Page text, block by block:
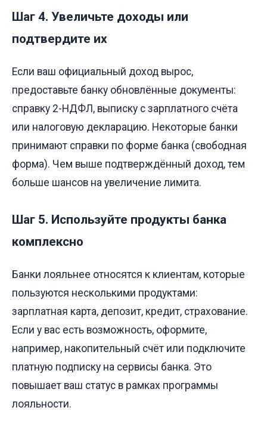
Шаг 4. Увеличьте доходы или
подтвердите их
Если ваш официальный доход вырос,
предоставьте банку обновлённые документы:
справку 2-НДФЛ, выписку с зарплатного счёта
или налоговую декларацию. Некоторые банки
принимают справки по форме банка (свободная
форма). Чем выше подтверждённый доход, тем
больше шансов на увеличение лимита.
Шаг 5. Используйте продукты банка
комплексно
Банки лояльнее относятся к клиентам, которые
пользуются несколькими продуктами:
зарплатная карта, депозит, кредит, страхование.
Если у вас есть возможность, оформите,
например, накопительный счёт или подключите
платную подписку на сервисы банка. Это
повышает ваш статус в рамках программы
лояльности.